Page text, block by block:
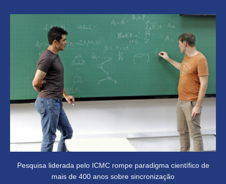
Pesquisa liderada pelo ICMC rompe paradigma científico de
mais de 400 anos sobre sincronização